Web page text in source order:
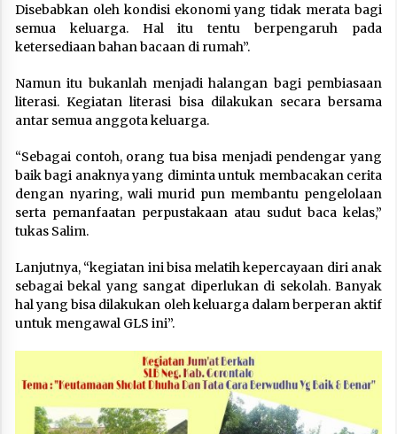
Disebabkan oleh kondisi ekonomi yang tidak merata bagi
semua keluarga. Hal itu tentu berpengaruh pada
ketersediaan bahan bacaan di rumah”.
Namun itu bukanlah menjadi halangan bagi pembiasaan
literasi. Kegiatan literasi bisa dilakukan secara bersama
antar semua anggota keluarga.
“Sebagai contoh, orang tua bisa menjadi pendengar yang
baik bagi anaknya yang diminta untuk membacakan cerita
dengan nyaring, wali murid pun membantu pengelolaan
serta pemanfaatan perpustakaan atau sudut baca kelas,”
tukas Salim.
Lanjutnya, “kegiatan ini bisa melatih kepercayaan diri anak
sebagai bekal yang sangat diperlukan di sekolah. Banyak
hal yang bisa dilakukan oleh keluarga dalam berperan aktif
untuk mengawal GLS ini”.